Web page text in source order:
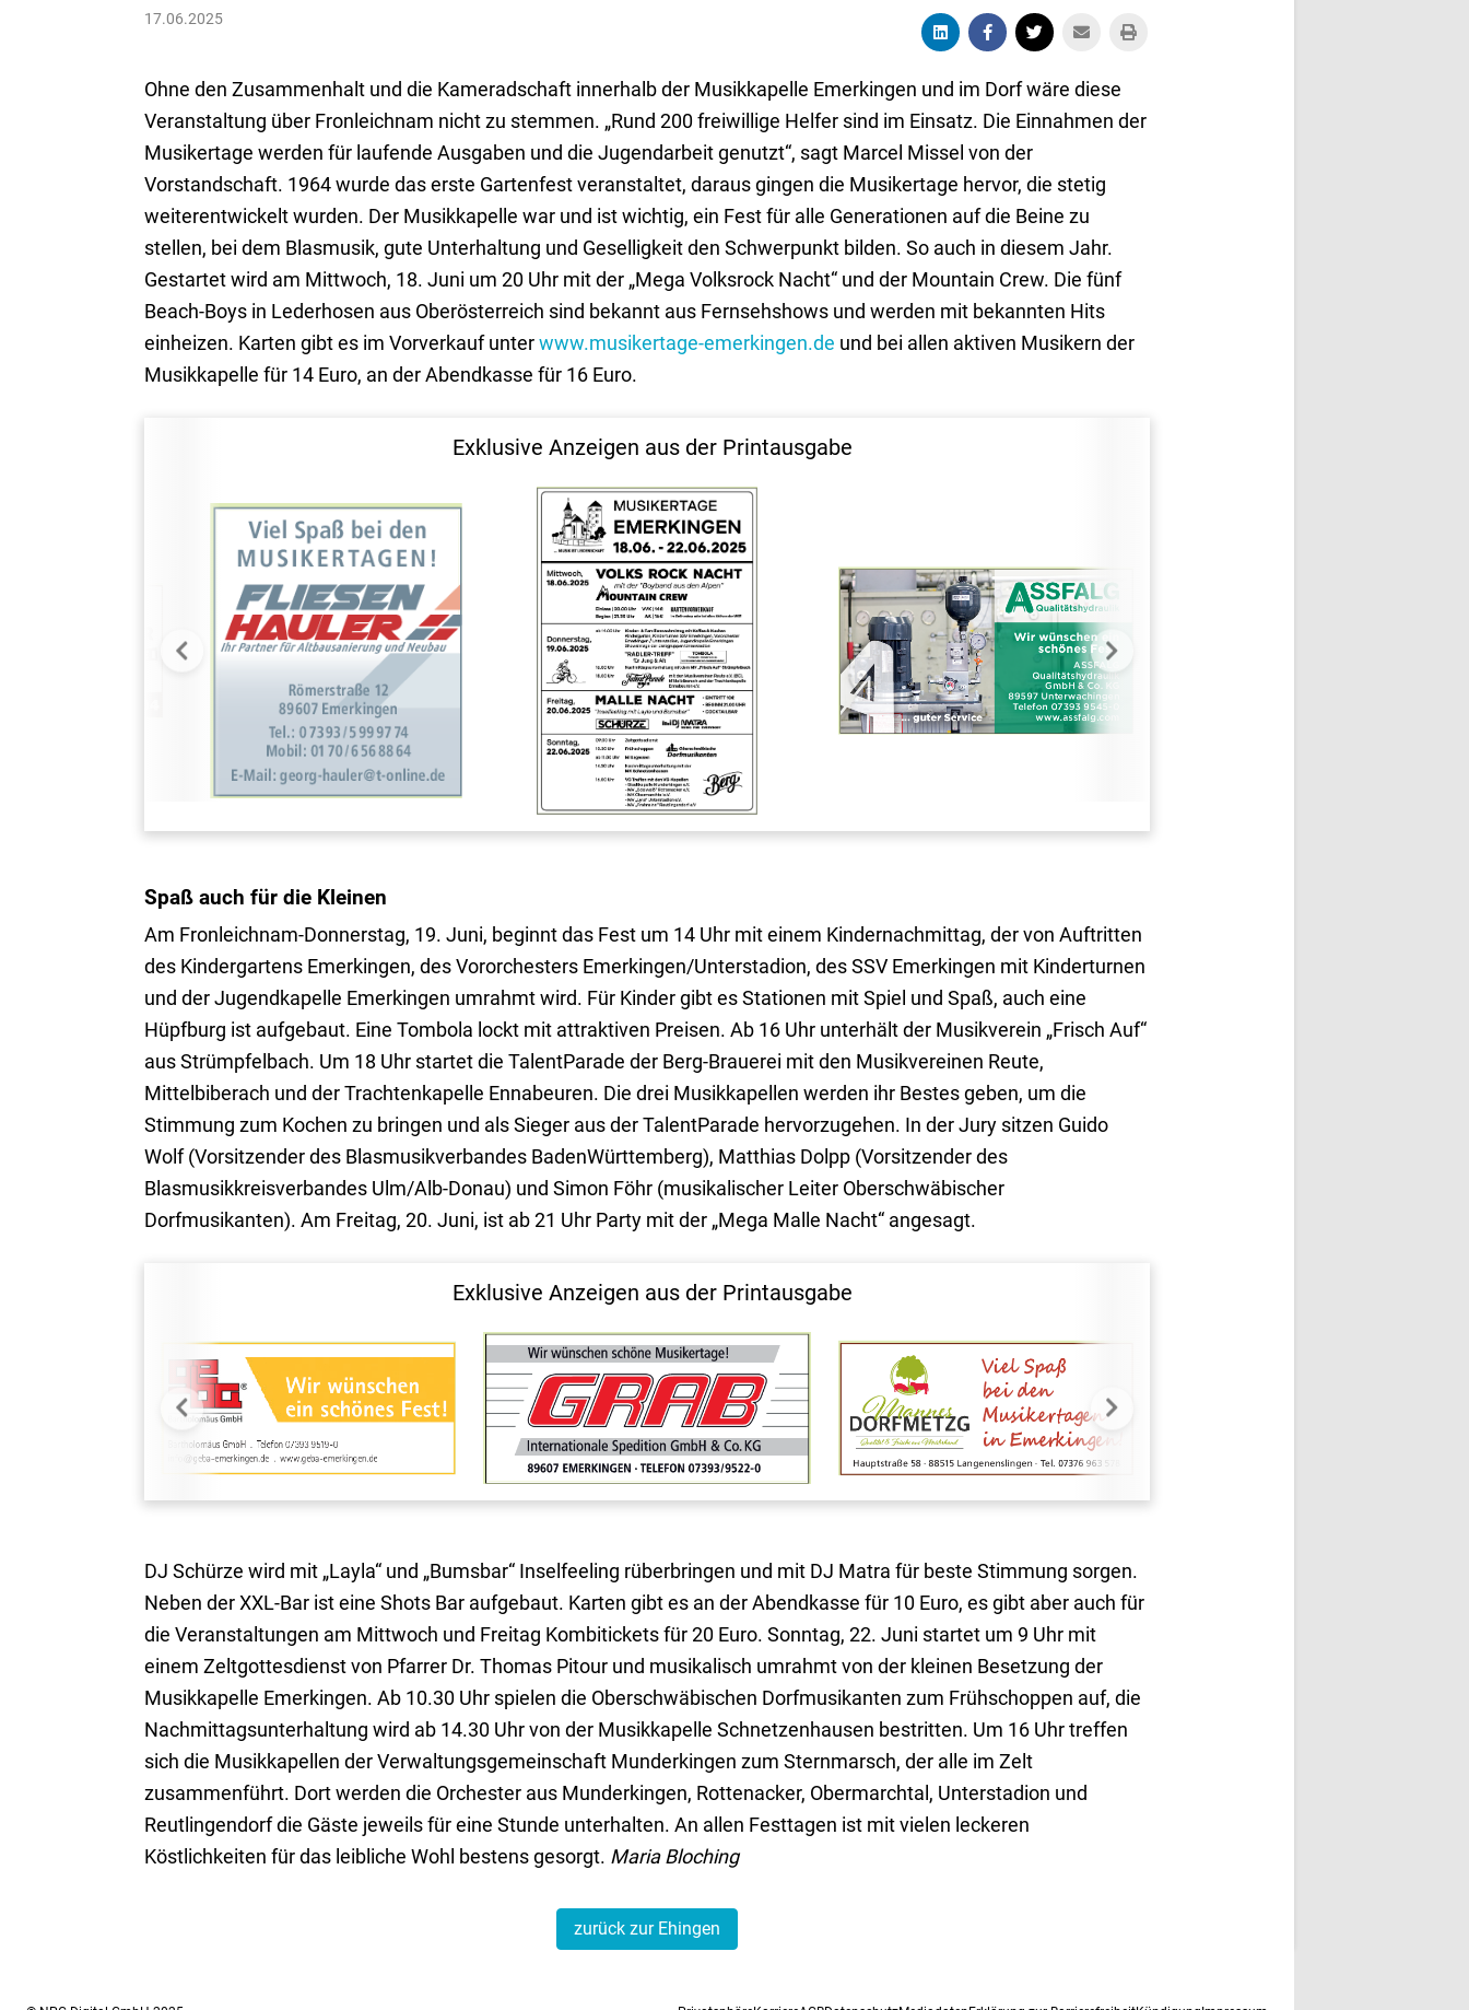
17.06.2025
Ohne den Zusammenhalt und die Kameradschaft innerhalb der Musikkapelle Emerkingen und im Dorf wäre diese
Veranstaltung über Fronleichnam nicht zu stemmen. „Rund 200 freiwillige Helfer sind im Einsatz. Die Einnahmen der
Musikertage werden für laufende Ausgaben und die Jugendarbeit genutzt“, sagt Marcel Missel von der
Vorstandschaft. 1964 wurde das erste Gartenfest veranstaltet, daraus gingen die Musikertage hervor, die stetig
weiterentwickelt wurden. Der Musikkapelle war und ist wichtig, ein Fest für alle Generationen auf die Beine zu
stellen, bei dem Blasmusik, gute Unterhaltung und Geselligkeit den Schwerpunkt bilden. So auch in diesem Jahr.
Gestartet wird am Mittwoch, 18. Juni um 20 Uhr mit der „Mega Volksrock Nacht“ und der Mountain Crew. Die fünf
Beach-Boys in Lederhosen aus Oberösterreich sind bekannt aus Fernsehshows und werden mit bekannten Hits
einheizen. Karten gibt es im Vorverkauf unterwww.musikertage-emerkingen.de und bei allen aktiven Musikern der
Musikkapelle für 14 Euro, an der Abendkasse für 16 Euro.
Exklusive Anzeigen aus der Printausgabe
Spaß auch für die Kleinen
Am Fronleichnam-Donnerstag, 19. Juni, beginnt das Fest um 14 Uhr mit einem Kindernachmittag, der von Auftritten
des Kindergartens Emerkingen, des Vororchesters Emerkingen/Unterstadion, des SSV Emerkingen mit Kinderturnen
und der Jugendkapelle Emerkingen umrahmt wird. Für Kinder gibt es Stationen mit Spiel und Spaß, auch eine
Hüpfburg ist aufgebaut. Eine Tombola lockt mit attraktiven Preisen. Ab 16 Uhr unterhält der Musikverein „Frisch Auf“
aus Strümpfelbach. Um 18 Uhr startet die TalentParade der Berg-Brauerei mit den Musikvereinen Reute,
Mittelbiberach und der Trachtenkapelle Ennabeuren. Die drei Musikkapellen werden ihr Bestes geben, um die
Stimmung zum Kochen zu bringen und als Sieger aus der TalentParade hervorzugehen. In der Jury sitzen Guido
Wolf (Vorsitzender des Blasmusikverbandes BadenWürttemberg), Matthias Dolpp (Vorsitzender des
Blasmusikkreisverbandes Ulm/Alb-Donau) und Simon Föhr (musikalischer Leiter Oberschwäbischer
Dorfmusikanten). Am Freitag, 20. Juni, ist ab 21 Uhr Party mit der „Mega Malle Nacht“ angesagt.
Exklusive Anzeigen aus der Printausgabe
DJ Schürze wird mit „Layla“ und „Bumsbar“ Inselfeeling rüberbringen und mit DJ Matra für beste Stimmung sorgen.
Neben der XXL-Bar ist eine Shots Bar aufgebaut. Karten gibt es an der Abendkasse für 10 Euro, es gibt aber auch für
die Veranstaltungen am Mittwoch und Freitag Kombitickets für 20 Euro. Sonntag, 22. Juni startet um 9 Uhr mit
einem Zeltgottesdienst von Pfarrer Dr. Thomas Pitour und musikalisch umrahmt von der kleinen Besetzung der
Musikkapelle Emerkingen. Ab 10.30 Uhr spielen die Oberschwäbischen Dorfmusikanten zum Frühschoppen auf, die
Nachmittagsunterhaltung wird ab 14.30 Uhr von der Musikkapelle Schnetzenhausen bestritten. Um 16 Uhr treffen
sich die Musikkapellen der Verwaltungsgemeinschaft Munderkingen zum Sternmarsch, der alle im Zelt
zusammenführt. Dort werden die Orchester aus Munderkingen, Rottenacker, Obermarchtal, Unterstadion und
Reutlingendorf die Gäste jeweils für eine Stunde unterhalten. An allen Festtagen ist mit vielen leckeren
Köstlichkeiten für das leibliche Wohl bestens gesorgt. Maria Bloching
zurück zur Ehingen